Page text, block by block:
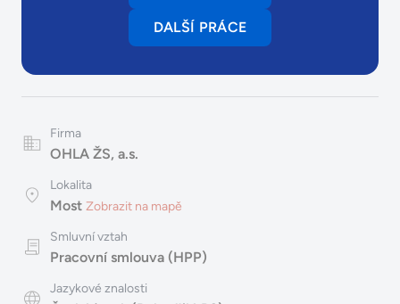
DALŠÍ PRÁCE
Firma
OHLA ŽS, a.s.
Lokalita
Most Zobrazit na mapě
Smluvní vztah
Pracovní smlouva (HPP)
Jazykové znalosti